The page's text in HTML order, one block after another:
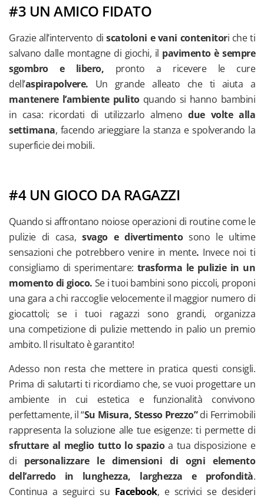
#3 UN AMICO FIDATO
Grazie all’intervento discatoloni e vani contenitori che ti
salvano dalle montagne di giochi, il pavimento è sempre
sgombro e libero, pronto a ricevere le cure
dell’aspirapolvere. Un grande alleato che ti aiuta a
mantenere l’ambiente pulitoquando si hanno bambini
in casa: ricordati di utilizzarlo almenodue volte alla
settimana, facendo arieggiare la stanza e spolverando la
superficie dei mobili.
#4 UN GIOCO DA RAGAZZI
Quando si affrontano noiose operazioni di routine come le
pulizie di casa, svago e divertimento sono le ultime
sensazioni che potrebbero venire in mente. Invece noi ti
consigliamo di sperimentare: trasforma le pulizie in un
momento di gioco. Se i tuoi bambini sono piccoli, proponi
una gara a chi raccoglie velocemente il maggior numero di
giocattoli; se i tuoi ragazzi sono grandi, organizza
una competizione di pulizie mettendo in palio un premio
ambito. Il risultato è garantito!
Adesso non resta che mettere in pratica questi consigli.
Prima di salutarti ti ricordiamo che, se vuoi progettare un
ambiente in cui estetica e funzionalità convivono
perfettamente, il “Su Misura, Stesso Prezzo”di Ferrimobili
rappresenta la soluzione alle tue esigenze: ti permette di
sfruttare al meglio tutto lo spazioa tua disposizione e
di personalizzarele dimensioni di ogni elemento
dell’arredo in lunghezza, larghezza e profondità.
Continua a seguirci su Facebook, e scrivici se desideri